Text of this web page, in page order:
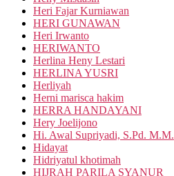
Heri Fajar Kurniawan
HERI GUNAWAN
Heri Irwanto
HERIWANTO
Herlina Heny Lestari
HERLINA YUSRI
Herliyah
Herni marisca hakim
HERRA HANDAYANI
Hery Joelijono
Hi. Awal Supriyadi, S.Pd. M.M.
Hidayat
Hidriyatul khotimah
HIJRAH PARILA SYANUR